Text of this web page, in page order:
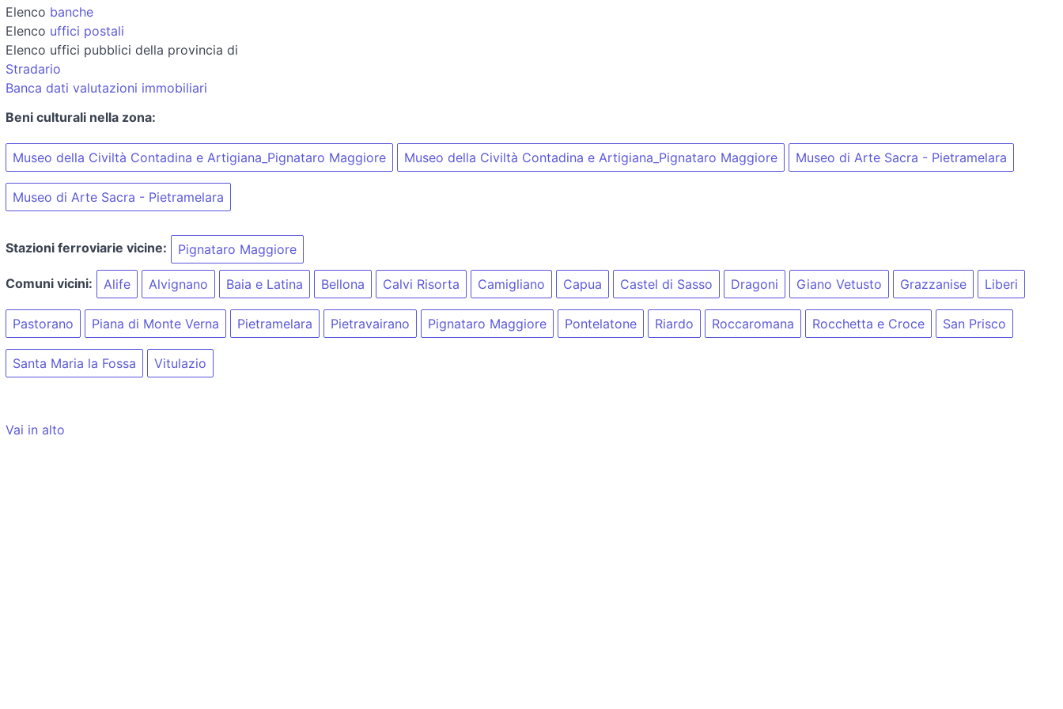
Elenco banche
Elenco uffici postali
Elenco uffici pubblici della provincia di
Stradario
Banca dati valutazioni immobiliari
Beni culturali nella zona:
Museo della Civiltà Contadina e Artigiana_Pignataro Maggiore Museo della Civiltà Contadina e Artigiana_Pignataro Maggiore Museo di Arte Sacra - Pietramelara
Museo di Arte Sacra - Pietramelara
Stazioni ferroviarie vicine: Pignataro Maggiore
Comuni vicini: Alife Alvignano Baia e Latina Bellona Calvi Risorta Camigliano Capua Castel di Sasso Dragoni Giano Vetusto Grazzanise Liberi
Pastorano Piana di Monte Verna Pietramelara Pietravairano Pignataro Maggiore Pontelatone Riardo Roccaromana Rocchetta e Croce San Prisco
Santa Maria la Fossa Vitulazio
Vai in alto